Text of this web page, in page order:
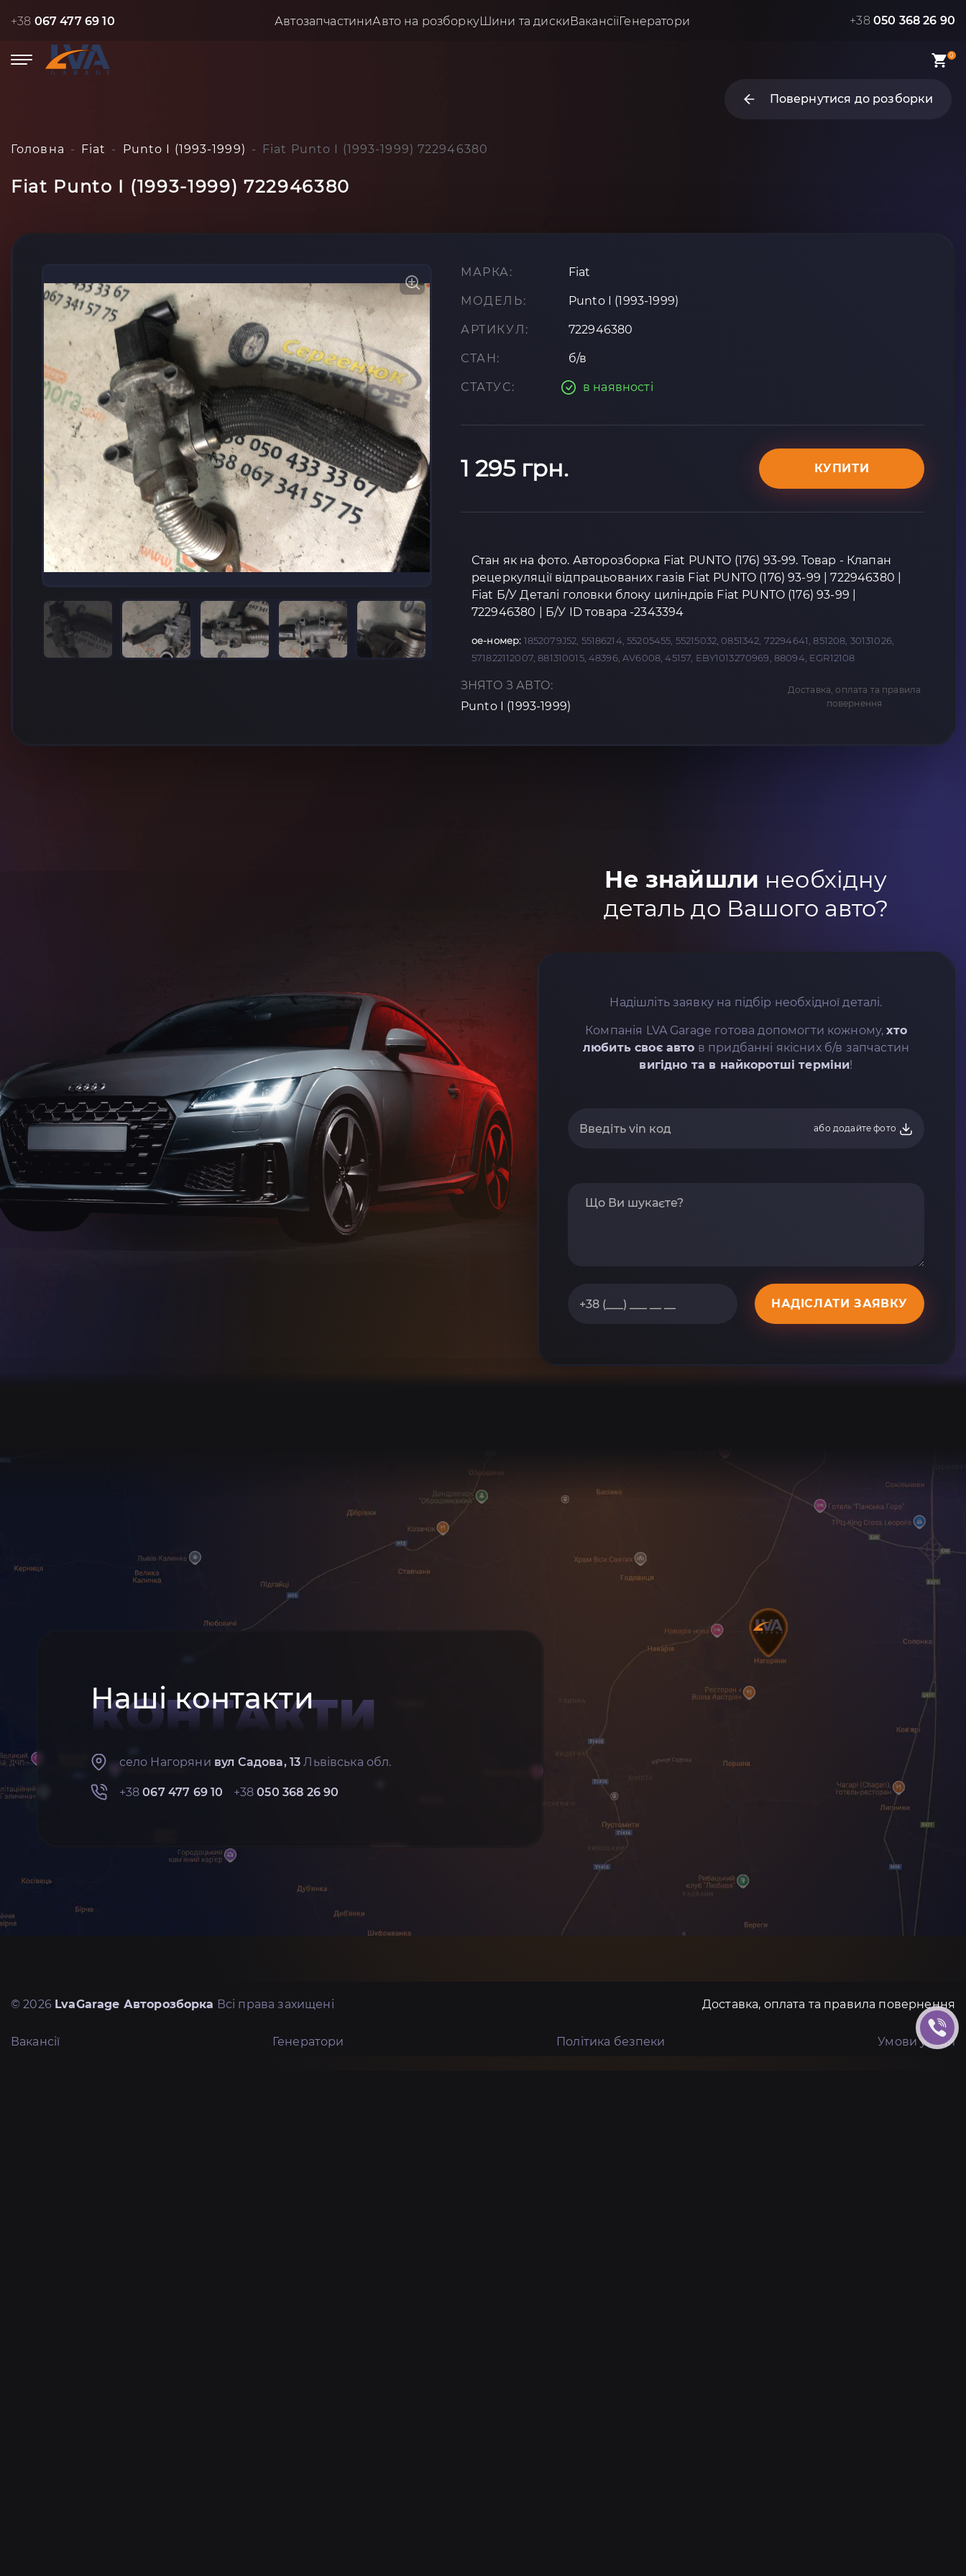
+38 067 477 69 10 АвтозапчастиниАвто на розборкуШини та дискиВакансіїГенератори +38 050 368 26 90
0
Повернутися до розборки
Головна Fiat Punto I (1993-1999) Fiat Punto I (1993-1999) 722946380
Fiat Punto I (1993-1999) 722946380
МАРКА: Fiat
МОДЕЛЬ: Punto I (1993-1999)
АРТИКУЛ: 722946380
СТАН: б/в
СТАТУС: в наявності
1 295 грн. КУПИТИ
Стан як на фото. Авторозборка Fiat PUNTO (176) 93-99. Товар - Клапан
рецеркуляції відпрацьованих газів Fiat PUNTO (176) 93-99 | 722946380 |
Fiat Б/У Деталі головки блоку циліндрів Fiat PUNTO (176) 93-99 |
722946380 | Б/У ID товара -2343394
oe-номер: 1852079J52, 55186214, 55205455, 55215032, 0851342, 72294641, 851208, 30131026,
571822112007, 881310015, 48396, AV6008, 45157, EBY1013270969, 88094, EGR12108
ЗНЯТО З АВТО:
Punto I (1993-1999)
Доставка, оплата та правила
повернення
Не знайшли необхідну
деталь до Вашого авто?
Надішліть заявку на підбір необхідної деталі.
Компанія LVA Garage готова допомогти кожному,хто
любить своє авто в придбанні якісних б/в запчастин
вигідно та в найкоротші терміни!
або додайте фото
НАДІСЛАТИ ЗАЯВКУ
Наші контакти
КОНТАКТИ
село Нагоряни вул Садова, 13 Львівська обл.
+38067 477 69 10 +38050 368 26 90
© 2026 LvaGarage Авторозборка Всі права захищені Доставка, оплата та правила повернення
Вакансії Генератори Політика безпеки Умови угоди